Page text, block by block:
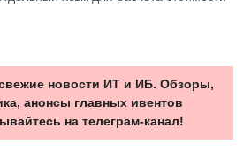
новости ИТ и ИБ. Обзоры,
анонсы главных ивентов
на телеграм-канал!